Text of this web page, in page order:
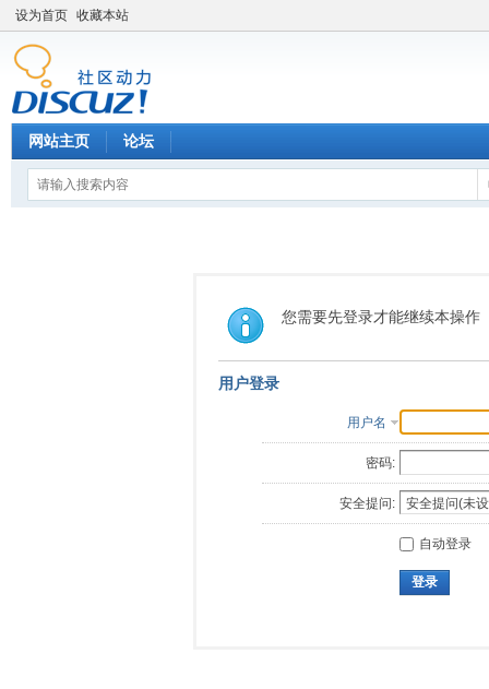
设为首页 收藏本站
网站主页 论坛
您需要先登录才能继续本操作
用户登录
用户名
密码:
安全提问:
自动登录
登录